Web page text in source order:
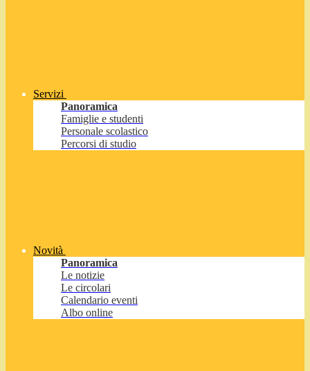
Servizi
Panoramica
Famiglie e studenti
Personale scolastico
Percorsi di studio
Novità
Panoramica
Le notizie
Le circolari
Calendario eventi
Albo online